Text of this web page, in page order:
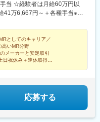
いては、CSO業界トップク
のサポート制度を導入し、そ
化にともない、当社において
ティ領域のプロジェクトが増
領域については社員の関心も
はオンコロジー分野で「血液
スが展開されています。
陸：富山・石川・福井（7）
歌山・兵庫（8）中国：岡山・
児島・熊本・佐賀・長崎・沖
）の選択可能※配属エリアは
望範囲外への転勤はありませ
所（リモートワーク含む）
当 ☆経験者は月給60万円以
41万6,667円～＋各種手当※上
手当を含めれば初年度から年
・■経験者：月給60万円～75万
11万760円～／30時間分）を
いたします。＜年収例＞◎初年
万円以上も目指せる
45歳（入社6年） ※諸手当含む
としてのキャリア／
いMR分野
メーカーと安定取引
祝休み＋連休取得OK
応募する